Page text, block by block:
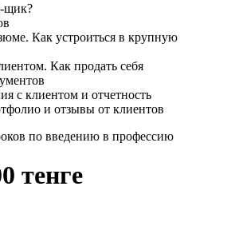
щик?
Как устроиться в крупную
Как продать себя
с клиентом и отчетность
и отзывы от клиентов
по введению в профессию
тенге